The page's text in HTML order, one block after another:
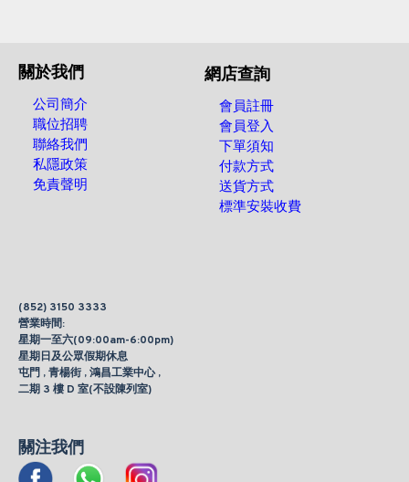
關於我們
公司簡介
職位招聘
聯絡我們
私隱政策
免責聲明
網店查詢
會員註冊
會員登入
下單須知
付款方式
送貨方式
標準安裝收費
(852) 3150 3333
營業時間:
星期一至六(09:00am-6:00pm)
星期日及公眾假期休息
屯門 , 青楊街 , 鴻昌工業中心 ,
二期 3 樓 D 室(不設陳列室)
關注我們